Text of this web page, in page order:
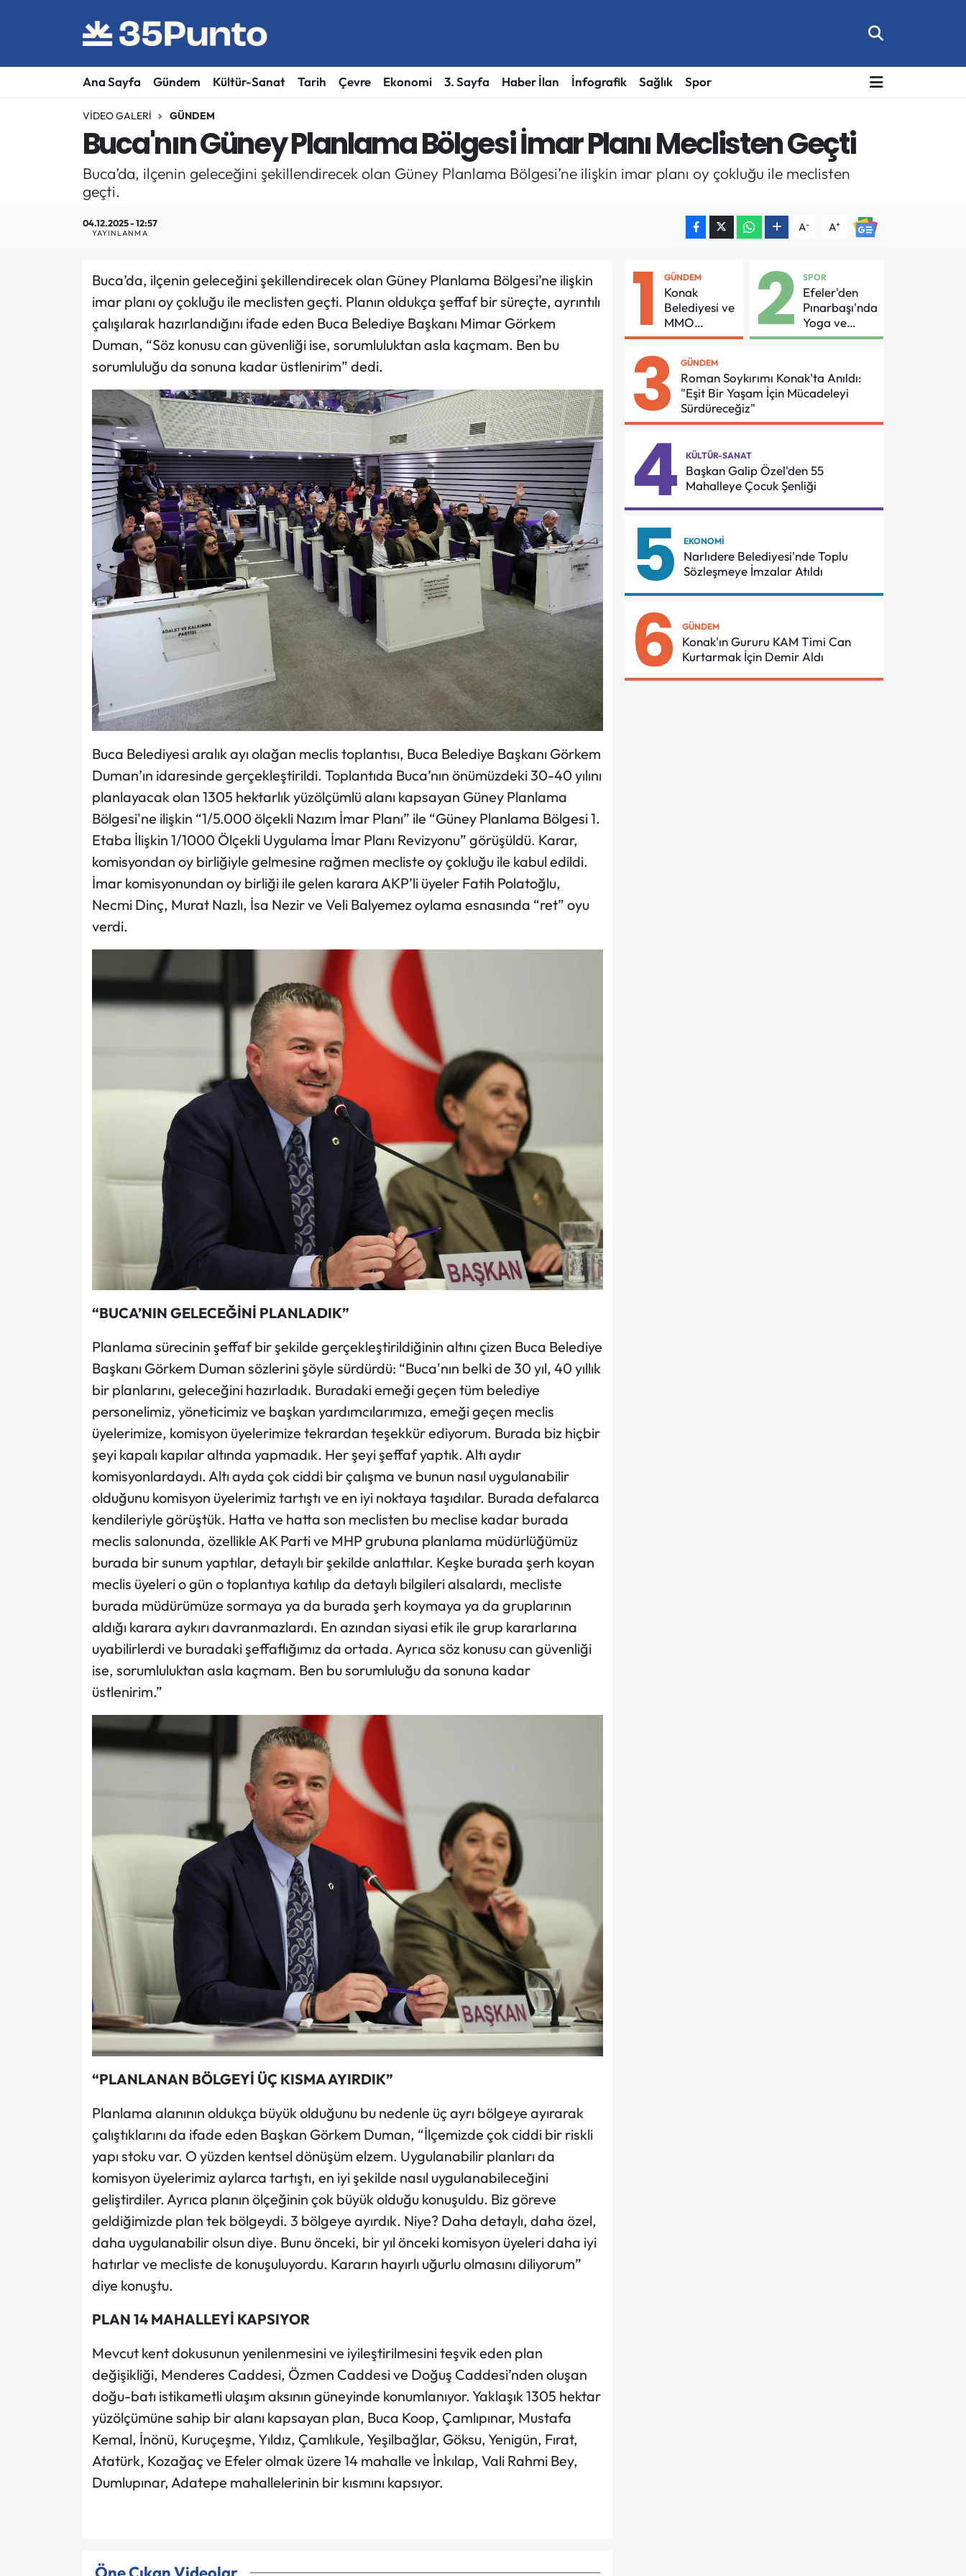
Ana Sayfa Gündem Kültür-Sanat Tarih Çevre Ekonomi 3. Sayfa Haber İlan İnfografik Sağlık Spor
VIDEO GALERI GÜNDEM
Buca'nın Güney Planlama Bölgesi İmar Planı Meclisten Geçti
Buca’da, ilçenin geleceğini şekillendirecek olan Güney Planlama Bölgesi’ne ilişkin imar planı oy çokluğu ile meclisten
geçti.
04.12.2025 - 12:57
YAYINLANMA A- A+
Buca’da, ilçenin geleceğini şekillendirecek olan Güney Planlama Bölgesi’ne ilişkin
imar planı oy çokluğu ile meclisten geçti. Planın oldukça şeffaf bir süreçte, ayrıntılı
çalışılarak hazırlandığını ifade eden Buca Belediye Başkanı Mimar Görkem
Duman, “Söz konusu can güvenliği ise, sorumluluktan asla kaçmam. Ben bu
sorumluluğu da sonuna kadar üstlenirim” dedi.
Buca Belediyesi aralık ayı olağan meclis toplantısı, Buca Belediye Başkanı Görkem
Duman’ın idaresinde gerçekleştirildi. Toplantıda Buca’nın önümüzdeki 30-40 yılını
planlayacak olan 1305 hektarlık yüzölçümlü alanı kapsayan Güney Planlama
Bölgesi'ne ilişkin “1/5.000 ölçekli Nazım İmar Planı” ile “Güney Planlama Bölgesi 1.
Etaba İlişkin 1/1000 Ölçekli Uygulama İmar Planı Revizyonu” görüşüldü. Karar,
komisyondan oy birliğiyle gelmesine rağmen mecliste oy çokluğu ile kabul edildi.
İmar komisyonundan oy birliği ile gelen karara AKP’li üyeler Fatih Polatoğlu,
Necmi Dinç, Murat Nazlı, İsa Nezir ve Veli Balyemez oylama esnasında “ret” oyu
verdi.
“BUCA’NIN GELECEĞİNİ PLANLADIK”
Planlama sürecinin şeffaf bir şekilde gerçekleştirildiğinin altını çizen Buca Belediye
Başkanı Görkem Duman sözlerini şöyle sürdürdü: “Buca'nın belki de 30 yıl, 40 yıllık
bir planlarını, geleceğini hazırladık. Buradaki emeği geçen tüm belediye
personelimiz, yöneticimiz ve başkan yardımcılarımıza, emeği geçen meclis
üyelerimize, komisyon üyelerimize tekrardan teşekkür ediyorum. Burada biz hiçbir
şeyi kapalı kapılar altında yapmadık. Her şeyi şeffaf yaptık. Altı aydır
komisyonlardaydı. Altı ayda çok ciddi bir çalışma ve bunun nasıl uygulanabilir
olduğunu komisyon üyelerimiz tartıştı ve en iyi noktaya taşıdılar. Burada defalarca
kendileriyle görüştük. Hatta ve hatta son meclisten bu meclise kadar burada
meclis salonunda, özellikle AK Parti ve MHP grubuna planlama müdürlüğümüz
burada bir sunum yaptılar, detaylı bir şekilde anlattılar. Keşke burada şerh koyan
meclis üyeleri o gün o toplantıya katılıp da detaylı bilgileri alsalardı, mecliste
burada müdürümüze sormaya ya da burada şerh koymaya ya da gruplarının
aldığı karara aykırı davranmazlardı. En azından siyasi etik ile grup kararlarına
uyabilirlerdi ve buradaki şeffaflığımız da ortada. Ayrıca söz konusu can güvenliği
ise, sorumluluktan asla kaçmam. Ben bu sorumluluğu da sonuna kadar
üstlenirim.”
“PLANLANAN BÖLGEYİ ÜÇ KISMA AYIRDIK”
Planlama alanının oldukça büyük olduğunu bu nedenle üç ayrı bölgeye ayırarak
çalıştıklarını da ifade eden Başkan Görkem Duman, “İlçemizde çok ciddi bir riskli
yapı stoku var. O yüzden kentsel dönüşüm elzem. Uygulanabilir planları da
komisyon üyelerimiz aylarca tartıştı, en iyi şekilde nasıl uygulanabileceğini
geliştirdiler. Ayrıca planın ölçeğinin çok büyük olduğu konuşuldu. Biz göreve
geldiğimizde plan tek bölgeydi. 3 bölgeye ayırdık. Niye? Daha detaylı, daha özel,
daha uygulanabilir olsun diye. Bunu önceki, bir yıl önceki komisyon üyeleri daha iyi
hatırlar ve mecliste de konuşuluyordu. Kararın hayırlı uğurlu olmasını diliyorum”
diye konuştu.
PLAN 14 MAHALLEYİ KAPSIYOR
Mevcut kent dokusunun yenilenmesini ve iyileştirilmesini teşvik eden plan
değişikliği, Menderes Caddesi, Özmen Caddesi ve Doğuş Caddesi’nden oluşan
doğu-batı istikametli ulaşım aksının güneyinde konumlanıyor. Yaklaşık 1305 hektar
yüzölçümüne sahip bir alanı kapsayan plan, Buca Koop, Çamlıpınar, Mustafa
Kemal, İnönü, Kuruçeşme, Yıldız, Çamlıkule, Yeşilbağlar, Göksu, Yenigün, Fırat,
Atatürk, Kozağaç ve Efeler olmak üzere 14 mahalle ve İnkılap, Vali Rahmi Bey,
Dumlupınar, Adatepe mahallelerinin bir kısmını kapsıyor.
1 GÜNDEM
Konak
Belediyesi ve
MMO
Arasında
Güvenliği İçin
Önemli
Protokol
2 SPOR
Efeler'den
Pınarbaşı'nda
Yoga ve
Pilates
3 GÜNDEM
Roman Soykırımı Konak'ta Anıldı:
"Eşit Bir Yaşam İçin Mücadeleyi
Sürdüreceğiz"
4 KÜLTÜR-SANAT
Başkan Galip Özel'den 55
Mahalleye Çocuk Şenliği
5 EKONOMI
Narlıdere Belediyesi'nde Toplu
Sözleşmeye İmzalar Atıldı
6 GÜNDEM
Konak'ın Gururu KAM Timi Can
Kurtarmak İçin Demir Aldı